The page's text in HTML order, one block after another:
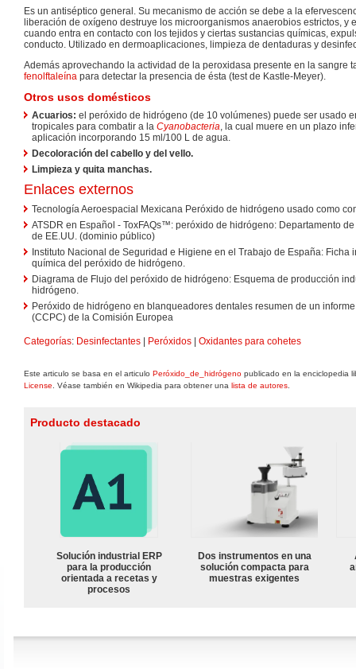
Es un antiséptico general. Su mecanismo de acción se debe a la
liberación de oxígeno destruye los microorganismos anaerobios estrictos, y
cuando entra en contacto con los tejidos y ciertas sustancias químicas,
conducto. Utilizado en dermoaplicaciones, limpieza de dentaduras y
Además aprovechando la actividad de la peroxidasa presente en la sangre
fenolftaleína para detectar la presencia de ésta (test de Kastle-Meyer).
Otros usos domésticos
Acuarios: el peróxido de hidrógeno (de 10 volúmenes) puede ser usado
tropicales para combatir a la Cyanobacteria, la cual muere en un plazo
aplicación incorporando 15 ml/100 L de agua.
Decoloración del cabello y del vello.
Limpieza y quita manchas.
Enlaces externos
Tecnología Aeroespacial Mexicana Peróxido de hidrógeno usado como
ATSDR en Español - ToxFAQs™: peróxido de hidrógeno: Departamento
de EE.UU. (dominio público)
Instituto Nacional de Seguridad e Higiene en el Trabajo de España: Ficha
química del peróxido de hidrógeno.
Diagrama de Flujo del peróxido de hidrógeno: Esquema de producción
hidrógeno.
Peróxido de hidrógeno en blanqueadores dentales resumen de un
(CCPC) de la Comisión Europea
Categorías: Desinfectantes Peróxidos Oxidantes para cohetes
Este articulo se basa en el articulo Peróxido_de_hidrógeno publicado en la enciclopedia
License . Véase también en Wikipedia para obtener una lista de autores
Producto destacado
Solución industrial ERP
para la producción
orientada a recetas y
procesos
Dos instrumentos en una
solución compacta para
muestras exigentes